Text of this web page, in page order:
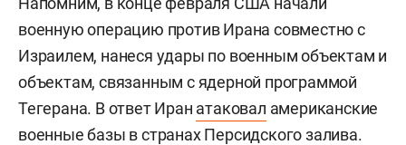
военную операцию против Ирана совместно с
Израилем, нанеся удары по военным объектам и
объектам, связанным с ядерной программой
Тегерана. В ответ Иран атаковал американские
военные базы в странах Персидского залива.